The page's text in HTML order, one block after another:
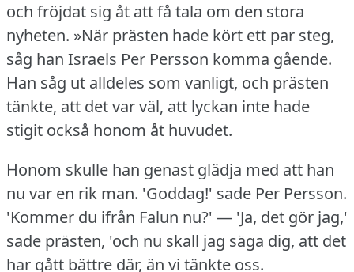
och fröjdat sig åt att få tala om den stora
nyheten. »När prästen hade kört ett par steg,
såg han Israels Per Persson komma gående.
Han såg ut alldeles som vanligt, och prästen
tänkte, att det var väl, att lyckan inte hade
stigit också honom åt huvudet.
Honom skulle han genast glädja med att han
nu var en rik man. 'Goddag!' sade Per Persson.
'Kommer du ifrån Falun nu?' — 'Ja, det gör jag,'
sade prästen, 'och nu skall jag säga dig, att det
har gått bättre där, än vi tänkte oss.